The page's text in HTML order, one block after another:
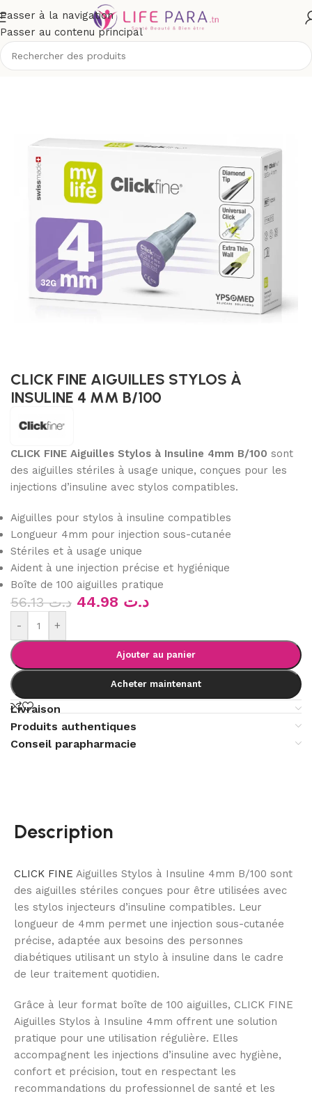
Passer à la navigation
Passer au contenu principal
/Boutique/Compléments alimentaires/Confort/glycémie
CLICK FINE AIGUILLES STYLOS À
INSULINE 4 MM B/100
CLICK FINE Aiguilles Stylos à Insuline 4mm B/100 sont
des aiguilles stériles à usage unique, conçues pour les
injections d’insuline avec stylos compatibles.
Aiguilles pour stylos à insuline compatibles
Longueur 4mm pour injection sous-cutanée
Stériles et à usage unique
Aident à une injection précise et hygiénique
Boîte de 100 aiguilles pratique
د.ت56.13 د.ت
- +
Ajouter au panier
Acheter maintenant
Livraison
Produits authentiques
Conseil parapharmacie
Description
CLICK FINE Aiguilles Stylos à Insuline 4mm B/100 sont
des aiguilles stériles conçues pour être utilisées avec
les stylos injecteurs d’insuline compatibles. Leur
longueur de 4mm permet une injection sous-cutanée
précise, adaptée aux besoins des personnes
diabétiques utilisant un stylo à insuline dans le cadre
de leur traitement quotidien.
Grâce à leur format boîte de 100 aiguilles, CLICK FINE
Aiguilles Stylos à Insuline 4mm offrent une solution
pratique pour une utilisation régulière. Elles
accompagnent les injections d’insuline avec hygiène,
confort et précision, tout en respectant les
recommandations du professionnel de santé et les